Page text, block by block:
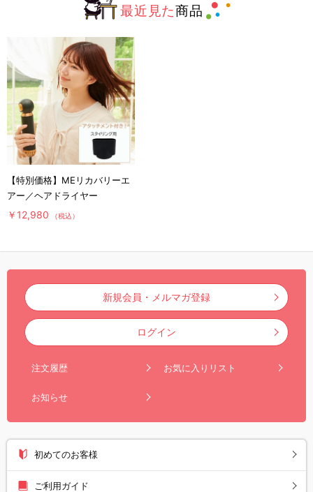
最近見た商品
【特別価格】MEリカバリーエ
アー／ヘアドライヤー
￥12,980 （税込）
新規会員・メルマガ登録
ログイン
注文履歴 お気に入りリスト
お知らせ
初めてのお客様
ご利用ガイド